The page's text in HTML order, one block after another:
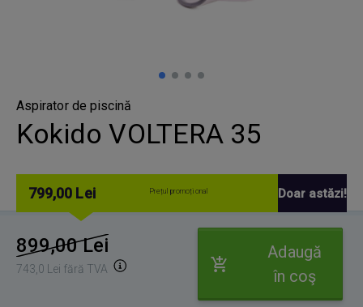
Aspirator de piscină
Kokido VOLTERA 35
799,00 Lei Prețul promoțional Doar astăzi!
899,00 Lei
743,0 Lei fără TVA
Adaugă
în coş